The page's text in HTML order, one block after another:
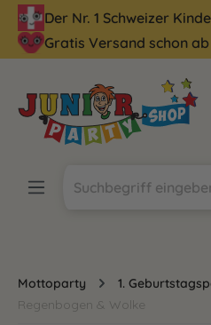
springen
Der Nr. 1 Schweizer
Gratis Versand schon ab
Mottoparty
1.
Regenbogen & Wolke